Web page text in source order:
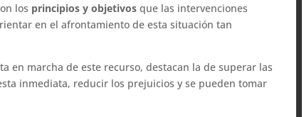
los principios y objetivos que las intervenciones
en el afrontamiento de esta situación tan
en marcha de este recurso, destacan la de superar las
inmediata, reducir los prejuicios y se pueden tomar